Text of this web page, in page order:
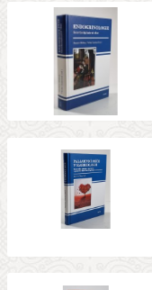
VYDÁNO V LETECH
MAXIMÁLNÍ CENA
ZOBRAZOVAT KVALITU